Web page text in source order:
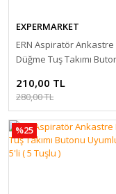
EXPERMARKET
ERN Aspiratör Ankastre
Düğme Tuş Takımı
210,00 TL
280,00 TL
%25